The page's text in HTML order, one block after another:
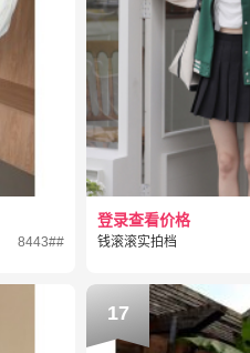
8443##
登录查看价格
钱滚滚实拍档
17